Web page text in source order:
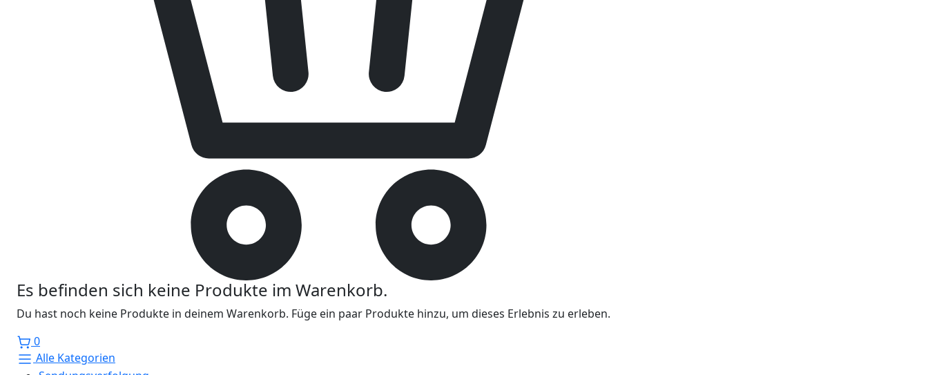
Es befinden sich keine Produkte im Warenkorb.
Du hast noch keine Produkte in deinem Warenkorb. Füge ein paar Produkte hinzu, um dieses Erlebnis zu erleben.
0
Alle Kategorien